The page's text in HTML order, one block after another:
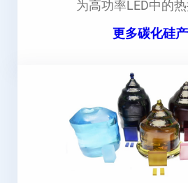
为高功率LED中的热
更多碳化硅